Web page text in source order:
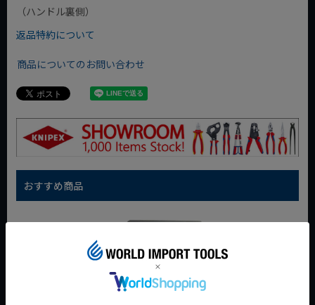
（ハンドル裏側）
返品特約について
商品についてのお問い合わせ
おすすめ商品